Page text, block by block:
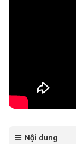
Nội dung